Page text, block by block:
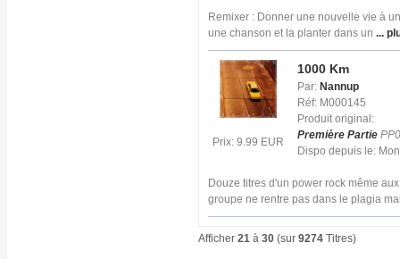
Remixer : Donner une nouvelle vie à
une chanson et la planter dans un ...
Prix: 9.99 EUR
1000 Km
Par: Nannup
Réf: M000145
Produit original:
Première Partie
Dispo depuis le:
Douze titres d'un power rock même
groupe ne rentre pas dans le plagia
Afficher 21 à 30 (sur 9274 Titres)